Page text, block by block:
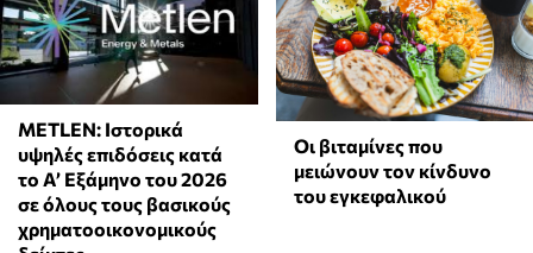
METLEN: Ιστορικά
υψηλές επιδόσεις κατά
το Α’ Εξάμηνο του 2026
σε όλους τους βασικούς
χρηματοοικονομικούς
Οι βιταμίνες που
μειώνουν τον κίνδυνο
του εγκεφαλικού